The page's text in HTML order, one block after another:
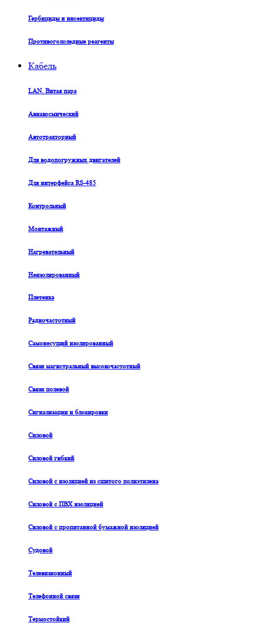
Гербициды и инсектициды
Противогололедные реагенты
Кабель
LAN. Витая пара
Авиакосмический
Автотракторный
Для водопогружных двигателей
Для интерфейса RS-485
Контрольный
Монтажный
Нагревательный
Неизолированный
Плетенка
Радиочастотный
Самонесущий изолированный
Связи магистральный высокочастотный
Связи полевой
Сигнализации и блокировки
Силовой
Силовой гибкий
Силовой с изоляцией из сшитого полиэтилена
Силовой с ПВХ изоляцией
Силовой с пропитанной бумажной изоляцией
Судовой
Телевизионный
Телефонной связи
Термостойкий